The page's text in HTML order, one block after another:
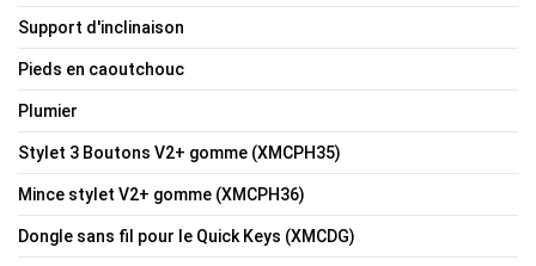
Support d'inclinaison
Pieds en caoutchouc
Plumier
Stylet 3 Boutons V2+ gomme (XMCPH35)
Mince stylet V2+ gomme (XMCPH36)
Dongle sans fil pour le Quick Keys (XMCDG)